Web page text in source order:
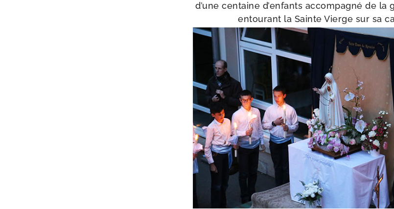
d’une cen­taine d’en­fants accom­pa­gné de la
entou­rant la Sainte Vierge sur sa